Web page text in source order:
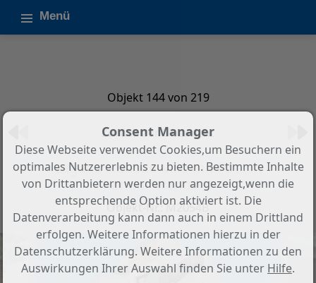
Menü
Objekt 144 von 219
Zurück zur Übersicht
Laguna Neubau-Villa mit Pool in
hohem Standard
Objekt-Nr.: M2054B
Consent Manager
Diese Webseite verwendet Cookies,um Besuchern ein
optimales Nutzererlebnis zu bieten. Bestimmte Inhalte
von Drittanbietern werden nur angezeigt,wenn die
entsprechende Option aktiviert ist. Die
Datenverarbeitung kann dann auch in einem Drittland
erfolgen. Weitere Informationen hierzu in der
Datenschutzerklärung. Weitere Informationen zu den
Auswirkungen Ihrer Auswahl finden Sie unter Hilfe.